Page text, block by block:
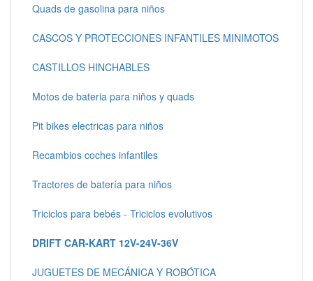
Quads de gasolina para niños
CASCOS Y PROTECCIONES INFANTILES MINIMOTOS
CASTILLOS HINCHABLES
Motos de bateria para niños y quads
Pit bikes electricas para niños
Recambios coches infantiles
Tractores de batería para niños
Triciclos para bebés - Triciclos evolutivos
DRIFT CAR-KART 12V-24V-36V
JUGUETES DE MECÁNICA Y ROBÓTICA